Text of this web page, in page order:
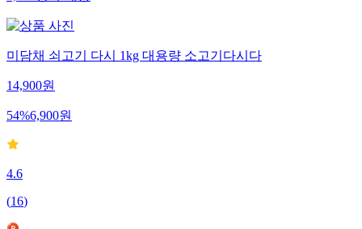
미담채 쇠고기 다시 1kg 대용량 소고기다시다
14,900원
54%6,900원
4.6
(16)